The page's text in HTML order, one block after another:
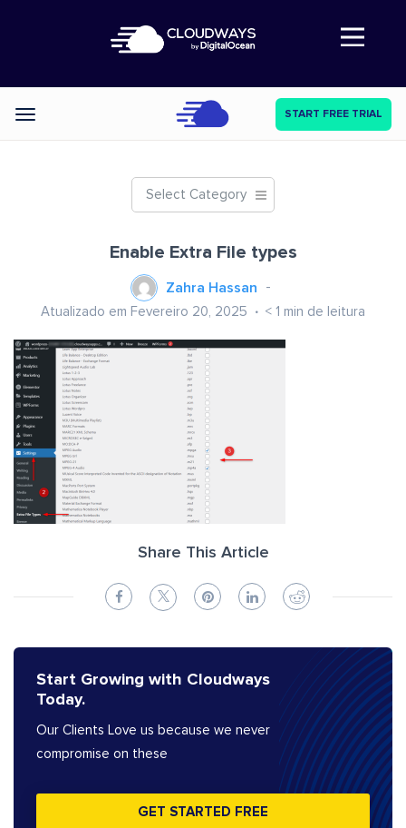
Abre a navegação
Categories START FREE TRIAL
Select Category
Enable Extra File types
Zahra Hassan
Atualizado em Fevereiro 20, 2025 < 1 min de leitura
Share This Article
Start Growing with Cloudways
Today.
Our Clients Love us because we never
compromise on these
GET STARTED FREE